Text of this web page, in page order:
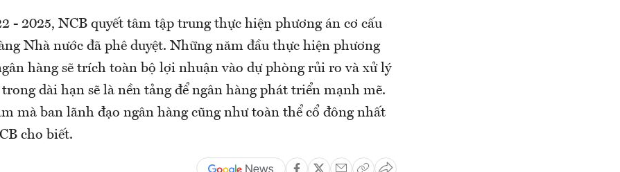
- 2025, NCB quyết tâm tập trung thực hiện phương án cơ cấu
Nhà nước đã phê duyệt. Những năm đầu thực hiện phương
hàng sẽ trích toàn bộ lợi nhuận vào dự phòng rủi ro và xử lý
dài hạn sẽ là nền tảng để ngân hàng phát triển mạnh mẽ.
mà ban lãnh đạo ngân hàng cũng như toàn thể cổ đông nhất
cho biết.